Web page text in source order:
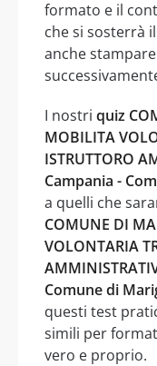
formato e il
che si sosterrà
anche
I nostri quiz
MOBILITA
ISTRUTTORO
Campania -
a quelli che
COMUNE DI
VOLONTARIA
Comune di
questi test
simili per
vero e proprio.